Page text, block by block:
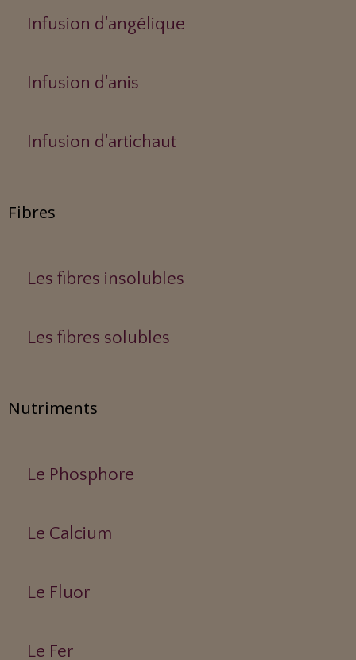
Infusion d'angélique
Infusion d'anis
Infusion d'artichaut
Fibres
Les fibres insolubles
Les fibres solubles
Nutriments
Le Phosphore
Le Calcium
Le Fluor
Le Fer